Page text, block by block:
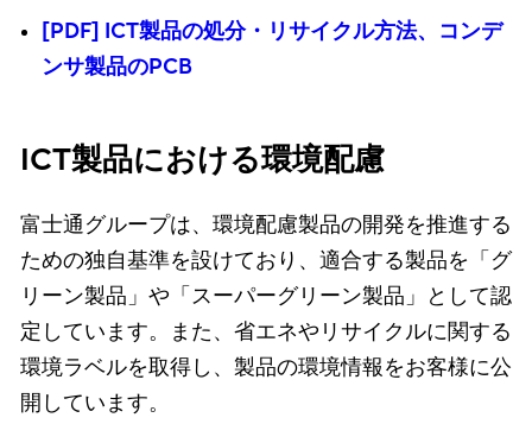
[PDF] ICT製品の処分・リサイクル方法、コンデ
ンサ製品のPCB
ICT製品における環境配慮
富士通グループは、環境配慮製品の開発を推進する
ための独自基準を設けており、適合する製品を「グ
リーン製品」や「スーパーグリーン製品」として認
定しています。また、省エネやリサイクルに関する
環境ラベルを取得し、製品の環境情報をお客様に公
開しています。